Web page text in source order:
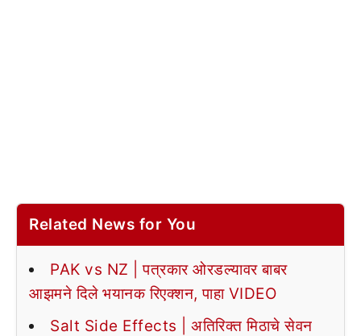
Related News for You
PAK vs NZ | पत्रकार ओरडल्यावर बाबर
आझमने दिले भयानक रिएक्शन, पाहा VIDEO
Salt Side Effects | अतिरिक्त मिठाचे सेवन